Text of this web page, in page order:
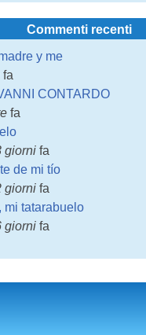
Commenti recenti
y me
fa
CONTARDO
fa
giorni fa
de mi tío
giorni fa
mi tatarabuelo
giorni fa